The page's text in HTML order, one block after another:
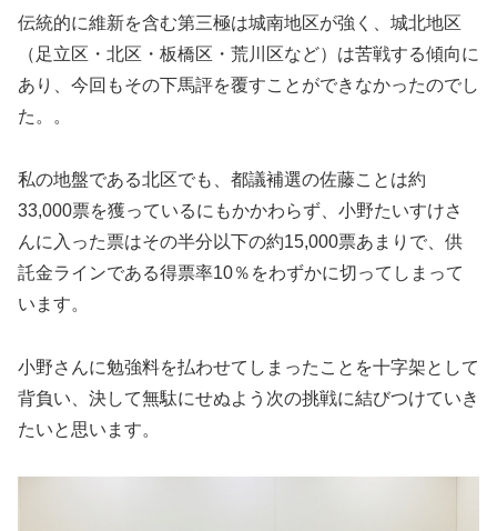
伝統的に維新を含む第三極は城南地区が強く、城北地区
（足立区・北区・板橋区・荒川区など）は苦戦する傾向に
あり、今回もその下馬評を覆すことができなかったのでし
た。。
私の地盤である北区でも、都議補選の佐藤ことは約
33,000票を獲っているにもかかわらず、小野たいすけさ
んに入った票はその半分以下の約15,000票あまりで、供
託金ラインである得票率10％をわずかに切ってしまって
います。
小野さんに勉強料を払わせてしまったことを十字架として
背負い、決して無駄にせぬよう次の挑戦に結びつけていき
たいと思います。